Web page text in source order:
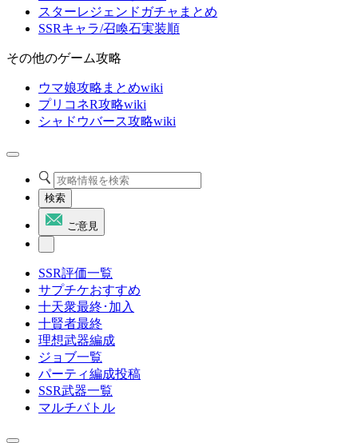
スターレジェンドガチャまとめ
SSRキャラ/召喚石実装順
その他のゲーム攻略
ウマ娘攻略まとめwiki
プリコネR攻略wiki
シャドウバース攻略wiki
検索
ご意見
SSR評価一覧
サプチケおすすめ
十天衆最終･加入
十賢者最終
理想武器編成
ジョブ一覧
パーティ編成投稿
SSR武器一覧
マルチバトル